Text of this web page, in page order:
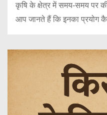
कृषि के क्षेत्र में समय-समय पर
आप जानते हैं कि इनका प्रयोग